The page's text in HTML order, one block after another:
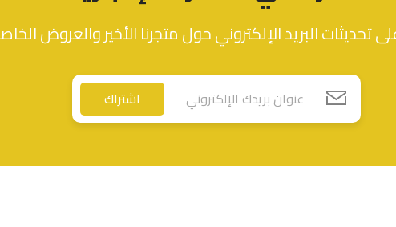
تحديثات البريد الإلكتروني حول متجرنا الأخير والعروض
اشتراك